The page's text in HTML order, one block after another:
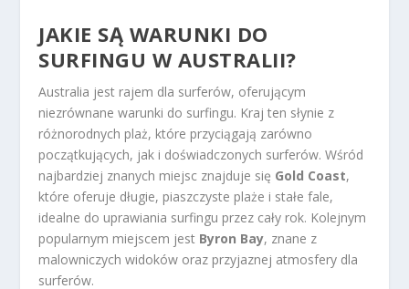
JAKIE SĄ WARUNKI DO
SURFINGU W AUSTRALII?
Australia jest rajem dla surferów, oferującym
niezrównane warunki do surfingu. Kraj ten słynie z
różnorodnych plaż, które przyciągają zarówno
początkujących, jak i doświadczonych surferów. Wśród
najbardziej znanych miejsc znajduje się Gold Coast,
które oferuje długie, piaszczyste plaże i stałe fale,
idealne do uprawiania surfingu przez cały rok. Kolejnym
popularnym miejscem jest Byron Bay, znane z
malowniczych widoków oraz przyjaznej atmosfery dla
surferów.